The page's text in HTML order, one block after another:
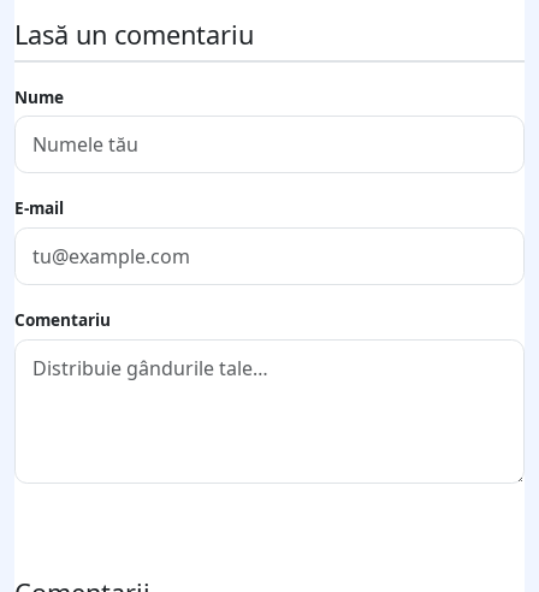
Lasă un comentariu
Nume
E-mail
Comentariu